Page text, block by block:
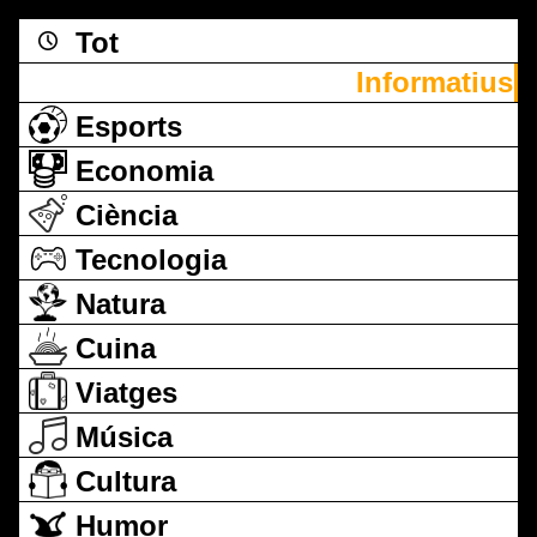
Tot
Informatius
Esports
Economia
Ciència
Tecnologia
Natura
Cuina
Viatges
Música
Cultura
Humor